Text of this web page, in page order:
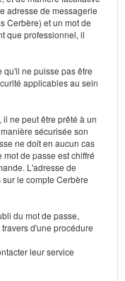
adresse de messagerie
Cerbère) et un mot de
que professionnel, il
qu'il ne puisse pas être
applicables au sein
ne peut être prêté à un
sécurisée son
ne doit en aucun cas
de passe est chiffré
L'adresse de
le compte Cerbère
du mot de passe,
d'une procédure
leur service